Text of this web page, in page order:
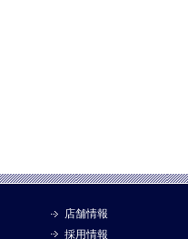
店舗情報
採用情報